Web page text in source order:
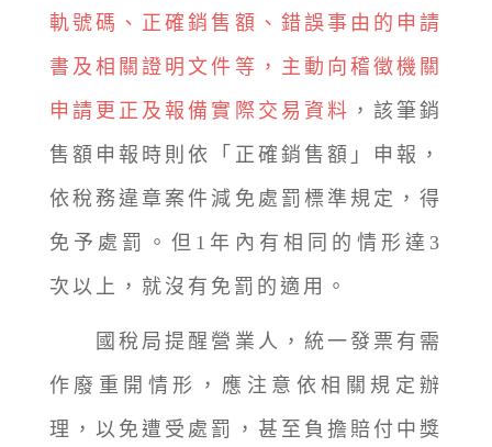
軌號碼、正確銷售額、錯誤事由的申請
書及相關證明文件等，主動向稽徵機關
申請更正及報備實際交易資料 ，該筆銷
售額申報時則依「正確銷售額」申報，
依稅務違章案件減免處罰標準規定，得
免予處罰。但1年內有相同的情形達3
次以上，就沒有免罰的適用。
國稅局提醒營業人，統一發票有需
作廢重開情形，應注意依相關規定辦
理，以免遭受處罰，甚至負擔賠付中獎